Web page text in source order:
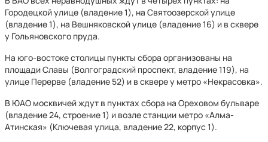
Городецкой улице (владение 1), на Святоозерской улице
(владение 1), на Вешняковской улице (владение 16) и в сквере
у Гольяновского пруда.
На юго-востоке столицы пункты сбора организованы на
площади Славы (Волгоградский проспект, владение 119), на
улице Перерве (владение 52) и в сквере у метро «Некрасовка».
В ЮАО москвичей ждут в пунктах сбора на Ореховом бульваре
(владение 24, строение 1) и возле станции метро «Алма-
Атинская» (Ключевая улица, владение 22, корпус 1).